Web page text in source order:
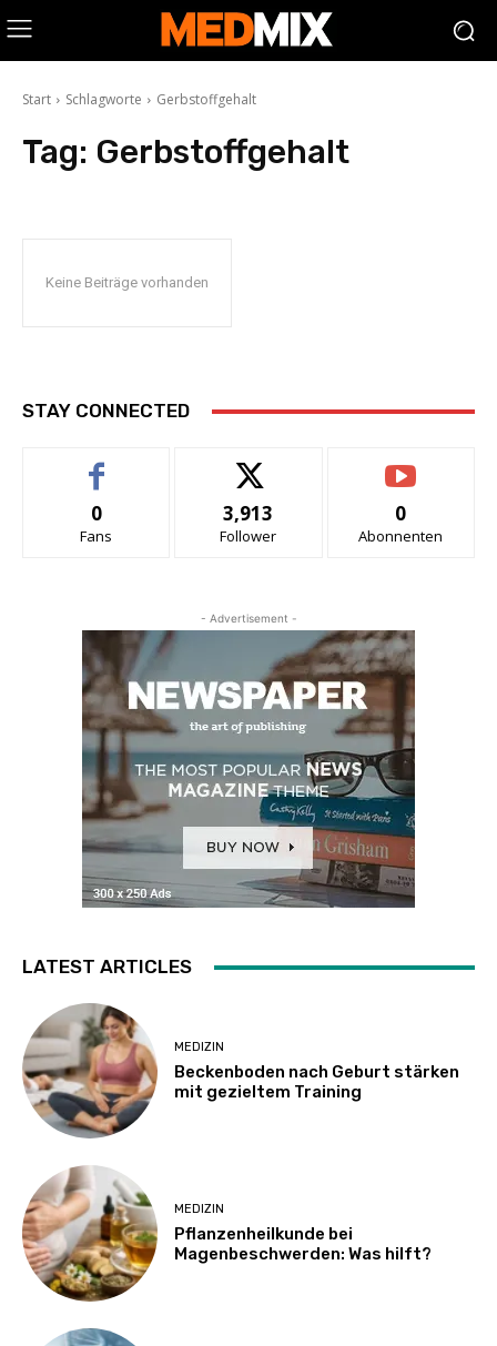
Start Schlagworte Gerbstoffgehalt
Tag: Gerbstoffgehalt
Keine Beiträge vorhanden
STAY CONNECTED
0
Fans
3,913
Follower
0
Abonnenten
- Advertisement -
LATEST ARTICLES
MEDIZIN
Beckenboden nach Geburt stärken
mit gezieltem Training
MEDIZIN
Pflanzenheilkunde bei
Magenbeschwerden: Was hilft?